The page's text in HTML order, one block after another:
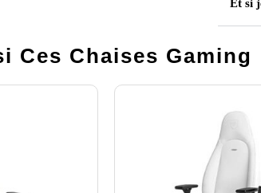
Et si
Ces Chaises Gaming